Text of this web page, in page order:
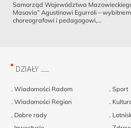
Samorząd Województwa
Masovia” Agustinowi Egurroli –
choreografowi i pedagogowi,...
DZIAŁY
Wiadomości Radom
Sport
Wiadomości Region
Dobre rady